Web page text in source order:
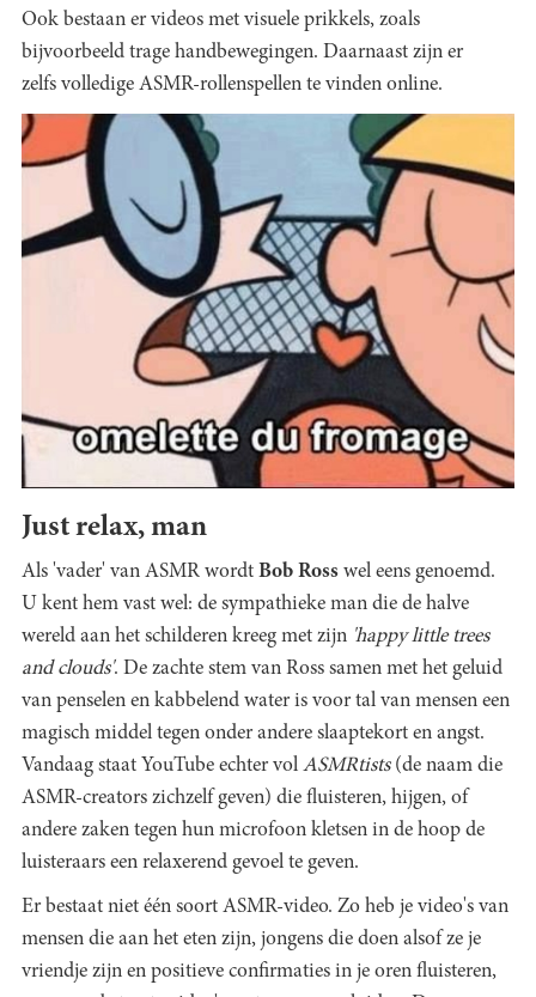
Ook bestaan er videos met visuele prikkels, zoals
bijvoorbeeld trage handbewegingen. Daarnaast zijn er
zelfs volledige ASMR-rollenspellen te vinden online.
Just relax, man
Als 'vader' van ASMR wordt Bob Ross wel eens genoemd.
U kent hem vast wel: de sympathieke man die de halve
wereld aan het schilderen kreeg met zijn happy little trees
and clouds'. De zachte stem van Ross samen met het geluid
van penselen en kabbelend water is voor tal van mensen een
magisch middel tegen onder andere slaaptekort en angst.
Vandaag staat YouTube echter vol ASMRtists(de naam die
ASMR-creators zichzelf geven) die fluisteren, hijgen, of
andere zaken tegen hun microfoon kletsen in de hoop de
luisteraars een relaxerend gevoel te geven.
Er bestaat niet één soort ASMR-video. Zo heb je video's van
mensen die aan het eten zijn, jongens die doen alsof ze je
vriendje zijn en positieve confirmaties in je oren fluisteren,